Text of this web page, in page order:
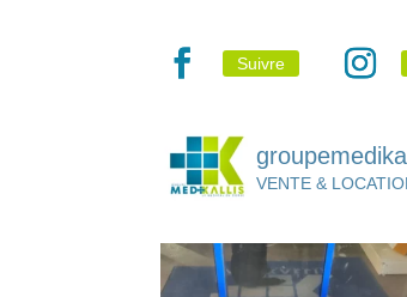
Suivre
VENTE &